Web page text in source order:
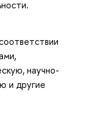
научно-
и другие